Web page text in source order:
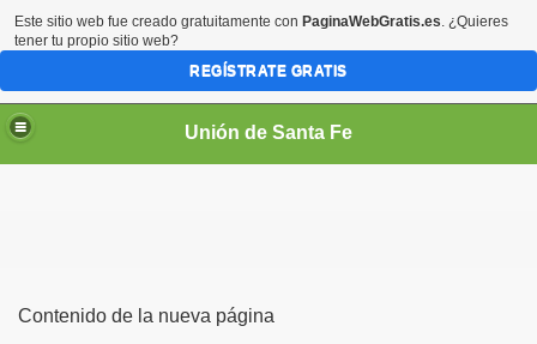
Unión de Santa Fe
Contenido de la nueva página
Este sitio web fue creado gratuitamente con PaginaWebGratis.es. ¿Quieres
tener tu propio sitio web?
REGÍSTRATE GRATIS